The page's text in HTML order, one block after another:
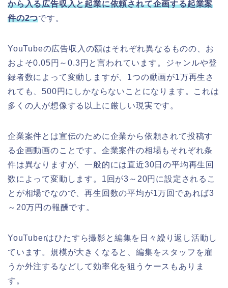
から入る広告収入と起業に依頼されて企画する起業案
件の2つです。
YouTubeの広告収入の額はそれぞれ異なるものの、お
およそ0.05円～0.3円と言われています。ジャンルや登
録者数によって変動しますが、1つの動画が1万再生さ
れても、500円にしかならないことになります。これは
多くの人が想像する以上に厳しい現実です。
企業案件とは宣伝のために企業から依頼されて投稿す
る企画動画のことです。企業案件の相場もそれぞれ条
件は異なりますが、一般的には直近30日の平均再生回
数によって変動します。1回が3～20円に設定されるこ
とが相場でなので、再生回数の平均が1万回であれば3
～20万円の報酬です。
YouTuberはひたすら撮影と編集を日々繰り返し活動し
ています。規模が大きくなると、編集をスタッフを雇
うか外注するなどして効率化を狙うケースもありま
す。